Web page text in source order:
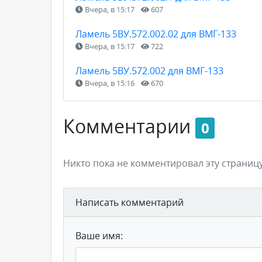
Вчера, в 15:17 607
Ламель 5ВУ.572.002.02 для ВМГ-133
Вчера, в 15:17 722
Ламель 5ВУ.572.002 для ВМГ-133
Вчера, в 15:16 670
Комментарии 0
Никто пока не комментировал эту
Написать комментарий
Ваше имя: